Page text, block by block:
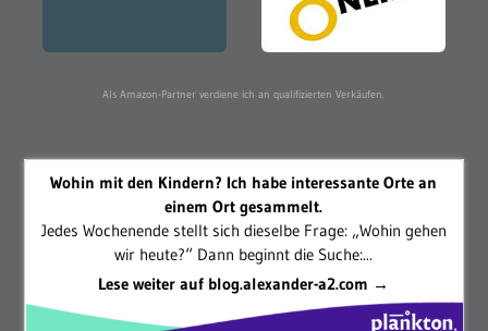
Als Amazon-Partner verdiene ich an qualifizierten Verkäufen.
Wohin mit den Kindern? Ich habe interessante Orte an
einem Ort gesammelt.
Jedes Wochenende stellt sich dieselbe Frage: „Wohin gehen
wir heute?“ Dann beginnt die Suche:...
Lese weiter auf blog.alexander-a2.com →